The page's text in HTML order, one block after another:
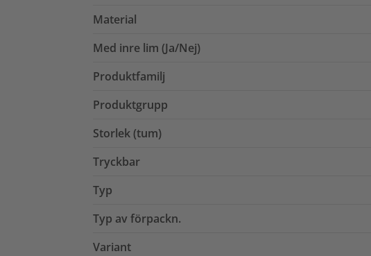
Material
Med inre lim (Ja/Nej)
Produktfamilj
Produktgrupp
Storlek (tum)
Tryckbar
Typ
Typ av förpackn.
Variant